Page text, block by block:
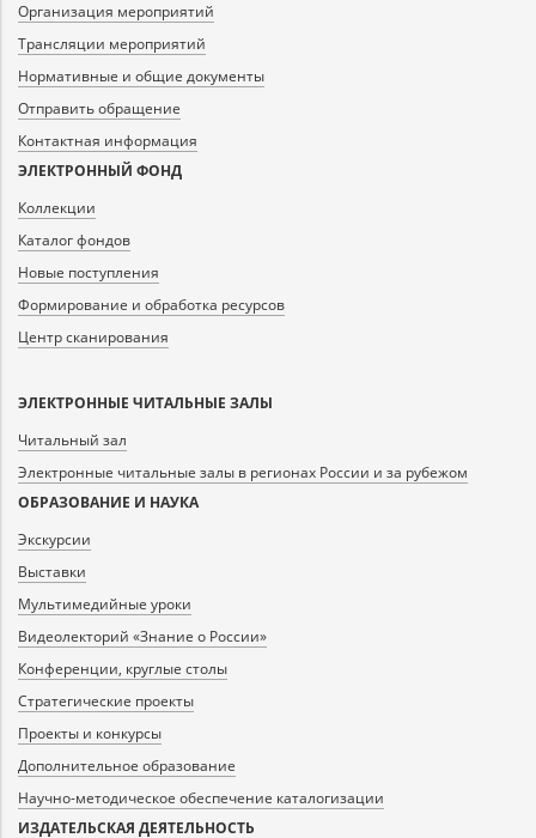
Организация мероприятий
Трансляции мероприятий
Нормативные и общие документы
Отправить обращение
Контактная информация
ЭЛЕКТРОННЫЙ ФОНД
Коллекции
Каталог фондов
Новые поступления
Формирование и обработка ресурсов
Центр сканирования
ЭЛЕКТРОННЫЕ ЧИТАЛЬНЫЕ ЗАЛЫ
Читальный зал
Электронные читальные залы в регионах России и за рубежом
ОБРАЗОВАНИЕ И НАУКА
Экскурсии
Выставки
Мультимедийные уроки
Видеолекторий «Знание о России»
Конференции, круглые столы
Стратегические проекты
Проекты и конкурсы
Дополнительное образование
Научно-методическое обеспечение каталогизации
ИЗДАТЕЛЬСКАЯ ДЕЯТЕЛЬНОСТЬ